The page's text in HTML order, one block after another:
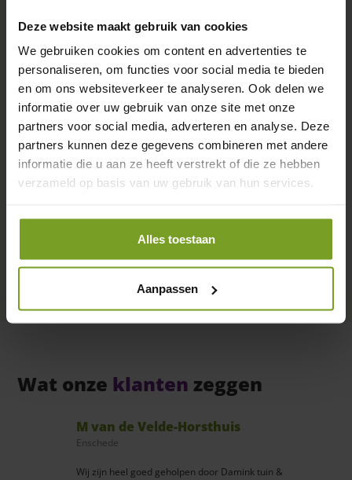
Deze website maakt gebruik van cookies
We gebruiken cookies om content en advertenties te
personaliseren, om functies voor social media te bieden
en om ons websiteverkeer te analyseren. Ook delen we
informatie over uw gebruik van onze site met onze
partners voor social media, adverteren en analyse. Deze
partners kunnen deze gegevens combineren met andere
informatie die u aan ze heeft verstrekt of die ze hebben
verzameld op basis van uw gebruik van hun services.
Alles toestaan
Aanpassen
Wat onze klanten zeggen
M van de Velde-Horsthuis
Enschede
Wij zijn heel goed geholpen door Damink tuin &